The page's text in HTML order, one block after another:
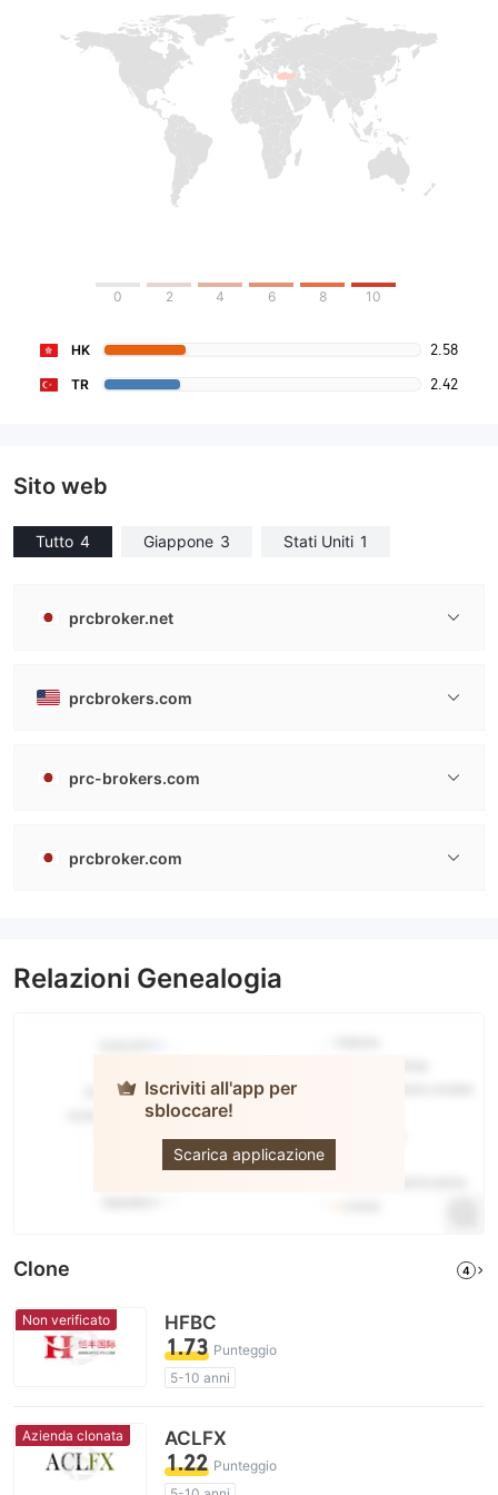
0 2 4 6 8 10
HK 2.58
TR 2.42
Sito web
Tutto 4 Giappone 3 Stati Uniti 1
prcbroker.net
prcbrokers.com
prc-brokers.com
prcbroker.com
Relazioni Genealogia
Iscriviti all'app per
sbloccare!
Scarica applicazione
Clone 4
Non verificato HFBC
1.73 Punteggio
5-10 anni
Ambito dell' attività sospetto
Alto rischio potenziale
Azienda clonata ACLFX
1.22 Punteggio